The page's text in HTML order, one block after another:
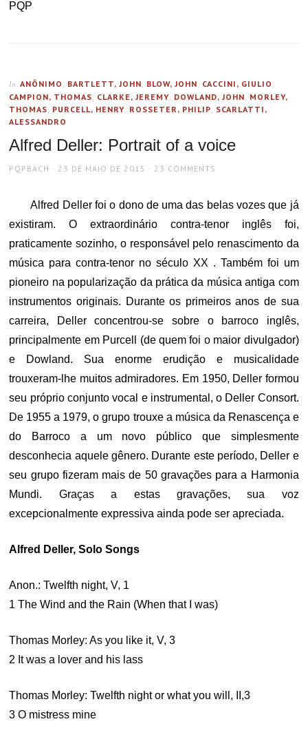
PQP
In ANÔNIMO BARTLETT, JOHN BLOW, JOHN CACCINI, GIULIO
CAMPION, THOMAS CLARKE, JEREMY DOWLAND, JOHN MORLEY,
THOMAS PURCELL, HENRY ROSSETER, PHILIP SCARLATTI,
ALESSANDRO
Alfred Deller: Portrait of a voice
AUTHOR
PQPBACH
POSTED
23 DE MAIO DE 2015 23 COMMENTS
Alfred Deller foi o dono de uma das belas vozes que já
existiram. O extraordinário contra-tenor inglês foi,
praticamente sozinho, o responsável pelo renascimento da
música para contra-tenor no século XX . Também foi um
pioneiro na popularização da prática da música antiga com
instrumentos originais. Durante os primeiros anos de sua
carreira, Deller concentrou-se sobre o barroco inglês,
principalmente em Purcell (de quem foi o maior divulgador)
e Dowland. Sua enorme erudição e musicalidade
trouxeram-lhe muitos admiradores. Em 1950, Deller formou
seu próprio conjunto vocal e instrumental, o Deller Consort.
De 1955 a 1979, o grupo trouxe a música da Renascença e
do Barroco a um novo público que simplesmente
desconhecia aquele gênero. Durante este período, Deller e
seu grupo fizeram mais de 50 gravações para a Harmonia
Mundi. Graças a estas gravações, sua voz
excepcionalmente expressiva ainda pode ser apreciada.
Alfred Deller, Solo Songs
Anon.: Twelfth night, V, 1
1 The Wind and the Rain (When that I was)
Thomas Morley: As you like it, V, 3
2 It was a lover and his lass
Thomas Morley: Twelfth night or what you will, II,3
3 O mistress mine